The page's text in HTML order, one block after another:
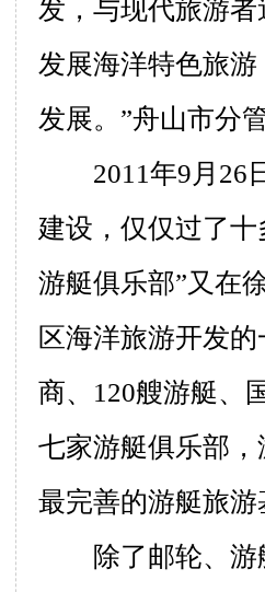
发，与现代旅游
发展海洋特色旅
发展。”舟山市分
2011年9月 26
建设，仅仅过了
游艇俱乐部”又在
区海洋旅游开发
商、 120艘游艇、
七家游艇俱乐部
最完善的游艇旅游
除了邮轮、